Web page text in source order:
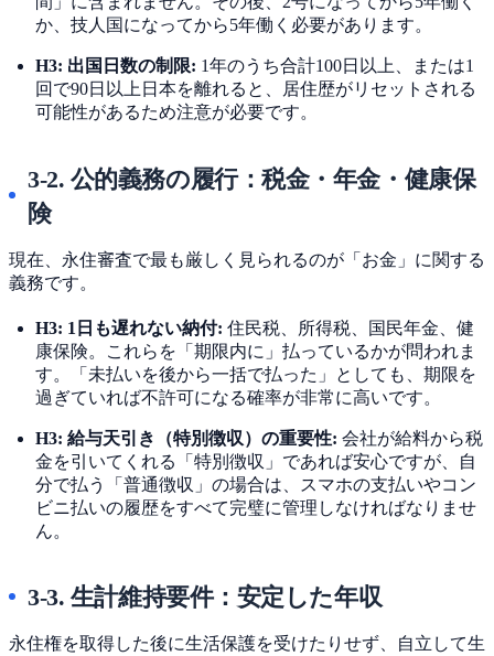
か、技人国になってから5年働く必要があります。
H3: 出国日数の制限: 1年のうち合計100日以上、または1
回で90日以上日本を離れると、居住歴がリセットされる
可能性があるため注意が必要です。
3-2. 公的義務の履行：税金・年金・健康保
険
現在、永住審査で最も厳しく見られるのが「お金」に関する
義務です。
H3: 1日も遅れない納付: 住民税、所得税、国民年金、健
康保険。これらを「期限内に」払っているかが問われま
す。「未払いを後から一括で払った」としても、期限を
過ぎていれば不許可になる確率が非常に高いです。
H3: 給与天引き（特別徴収）の重要性: 会社が給料から税
金を引いてくれる「特別徴収」であれば安心ですが、自
分で払う「普通徴収」の場合は、スマホの支払いやコン
ビニ払いの履歴をすべて完璧に管理しなければなりませ
ん。
3-3. 生計維持要件：安定した年収
永住権を取得した後に生活保護を受けたりせず、自立して生